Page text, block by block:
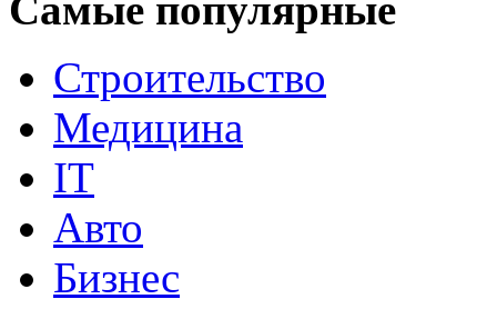
Строительство
Медицина
IT
Авто
Бизнес